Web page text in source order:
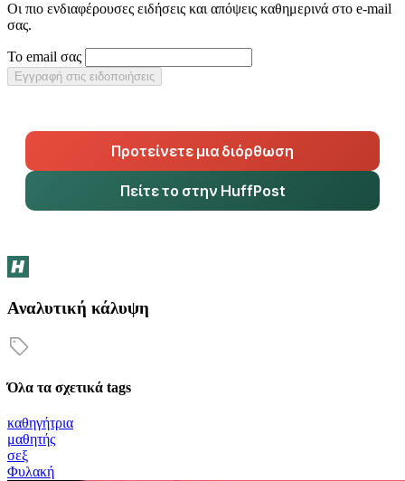
Οι πιο ενδιαφέρουσες ειδήσεις και απόψεις καθημερινά στο e-mail
σας.
Το email σας
Εγγραφή στις ειδοποιήσεις
Προτείνετε μια διόρθωση
Πείτε το στην HuffPost
Αναλυτική κάλυψη
Όλα τα σχετικά tags
καθηγήτρια
μαθητής
σεξ
Φυλακή